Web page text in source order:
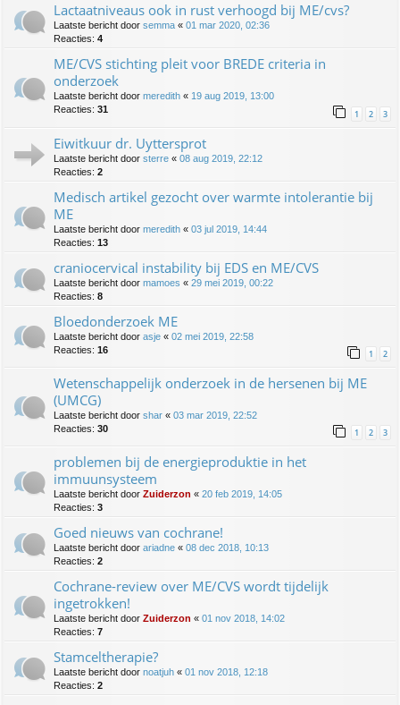
Lactaatniveaus ook in rust verhoogd bij ME/cvs?
Laatste bericht door semma « 01 mar 2020, 02:36
Reacties: 4
ME/CVS stichting pleit voor BREDE criteria in
onderzoek
Laatste bericht door meredith « 19 aug 2019, 13:00
Reacties: 31 1 2 3
Eiwitkuur dr. Uyttersprot
Laatste bericht door sterre « 08 aug 2019, 22:12
Reacties: 2
Medisch artikel gezocht over warmte intolerantie bij
ME
Laatste bericht door meredith « 03 jul 2019, 14:44
Reacties: 13
craniocervical instability bij EDS en ME/CVS
Laatste bericht door mamoes « 29 mei 2019, 00:22
Reacties: 8
Bloedonderzoek ME
Laatste bericht door asje « 02 mei 2019, 22:58
Reacties: 16 1 2
Wetenschappelijk onderzoek in de hersenen bij ME
(UMCG)
Laatste bericht door shar « 03 mar 2019, 22:52
Reacties: 30 1 2 3
problemen bij de energieproduktie in het
immuunsysteem
Laatste bericht door Zuiderzon « 20 feb 2019, 14:05
Reacties: 3
Goed nieuws van cochrane!
Laatste bericht door ariadne « 08 dec 2018, 10:13
Reacties: 2
Cochrane-review over ME/CVS wordt tijdelijk
ingetrokken!
Laatste bericht door Zuiderzon « 01 nov 2018, 14:02
Reacties: 7
Stamceltherapie?
Laatste bericht door noatjuh « 01 nov 2018, 12:18
Reacties: 2